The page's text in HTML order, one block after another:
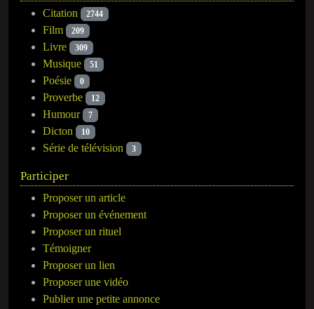
Citation 2744
Film 209
Livre 309
Musique 51
Poésie 0
Proverbe 12
Humour 7
Dicton 10
Série de télévision 3
Participer
Proposer un article
Proposer un événement
Proposer un rituel
Témoigner
Proposer un lien
Proposer une vidéo
Publier une petite annonce